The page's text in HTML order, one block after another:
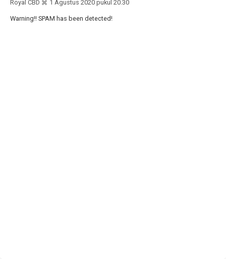
Royal CBD
1 Agustus 2020 pukul 20.30
Warning!! SPAM has been detected!